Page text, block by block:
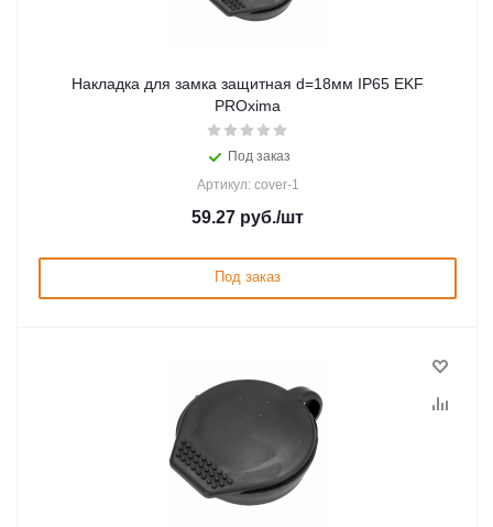
Накладка для замка защитная d=18мм IP65 EKF
PROxima
Под заказ
Артикул: cover-1
59.27 руб./шт
Под заказ